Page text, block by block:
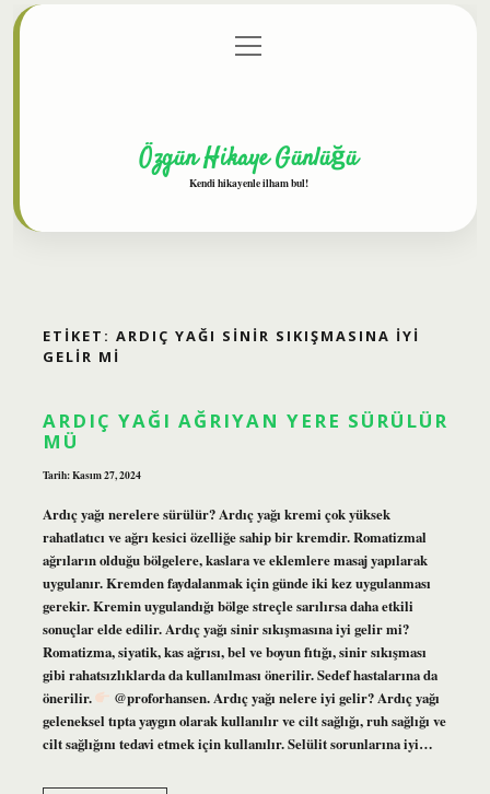
Gizlilik Politikası
menüyü
aç
Özgün Hikaye Günlüğü
Kendi hikayenle ilham bul!
ETIKET: ARDIÇ YAĞI SINIR SIKIŞMASINA IYI
GELIR MI
ARDIÇ YAĞI AĞRIYAN YERE SÜRÜLÜR
MÜ
Tarih: Kasım 27, 2024
Ardıç yağı nerelere sürülür? Ardıç yağı kremi çok yüksek
rahatlatıcı ve ağrı kesici özelliğe sahip bir kremdir. Romatizmal
ağrıların olduğu bölgelere, kaslara ve eklemlere masaj yapılarak
uygulanır. Kremden faydalanmak için günde iki kez uygulanması
gerekir. Kremin uygulandığı bölge streçle sarılırsa daha etkili
sonuçlar elde edilir. Ardıç yağı sinir sıkışmasına iyi gelir mi?
Romatizma, siyatik, kas ağrısı, bel ve boyun fıtığı, sinir sıkışması
gibi rahatsızlıklarda da kullanılması önerilir. Sedef hastalarına da
önerilir.
@proforhansen. Ardıç yağı nelere iyi gelir? Ardıç yağı
geleneksel tıpta yaygın olarak kullanılır ve cilt sağlığı, ruh sağlığı ve
cilt sağlığını tedavi etmek için kullanılır. Selülit sorunlarına iyi…